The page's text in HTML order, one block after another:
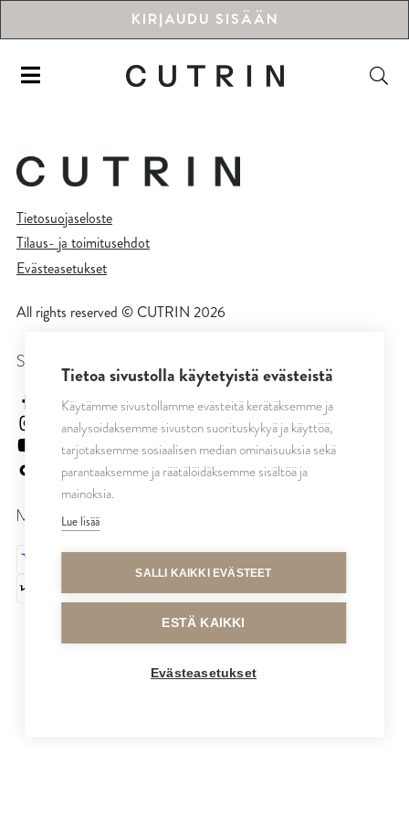
KIRJAUDU SISÄÄN
Tietosuojaseloste
Tilaus- ja toimitusehdot
Evästeasetukset
All rights reserved © CUTRIN 2026
SEURAA MEITÄ
cutrinsuomi
cutrinfinland
CutrinFinland
cutrinfinland
MAKSUTAVAT
Tietoa sivustolla käytetyistä evästeistä
Käytämme sivustollamme evästeitä kerätäksemme ja
analysoidaksemme sivuston suorituskykyä ja käyttöä,
tarjotaksemme sosiaalisen median ominaisuuksia sekä
parantaaksemme ja räätälöidäksemme sisältöä ja
mainoksia.
Lue lisää
SALLI KAIKKI EVÄSTEET
ESTÄ KAIKKI
Evästeasetukset